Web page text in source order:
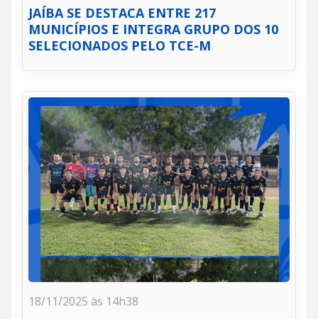
JAÍBA SE DESTACA ENTRE 217
MUNICÍPIOS E INTEGRA GRUPO DOS 10
SELECIONADOS PELO TCE-M
18/11/2025 às 14h38